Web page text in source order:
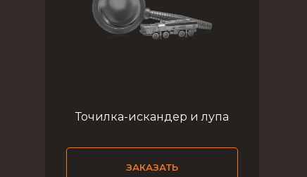
Точилка-искандер и лупа
ЗАКАЗАТЬ